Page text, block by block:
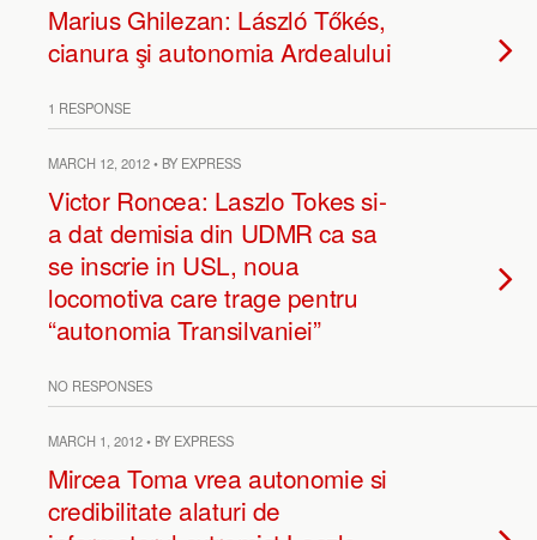
Marius Ghilezan: László Tőkés,
cianura şi autonomia Ardealului
1 RESPONSE
MARCH 12, 2012 • BY EXPRESS
Victor Roncea: Laszlo Tokes si-
a dat demisia din UDMR ca sa
se inscrie in USL, noua
locomotiva care trage pentru
“autonomia Transilvaniei”
NO RESPONSES
MARCH 1, 2012 • BY EXPRESS
Mircea Toma vrea autonomie si
credibilitate alaturi de